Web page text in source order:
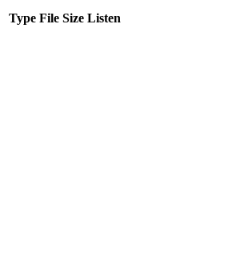
Type File Size Listen